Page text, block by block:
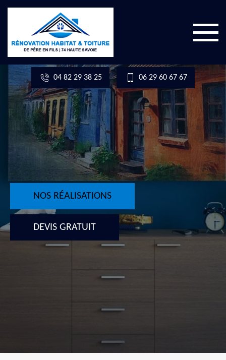
04 82 29 38 25 06 29 60 67 67
NOS RÉALISATIONS
DEVIS GRATUIT